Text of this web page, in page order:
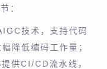
：
技术，支持代码
降低编码工作量；
供CI/CD流水线，